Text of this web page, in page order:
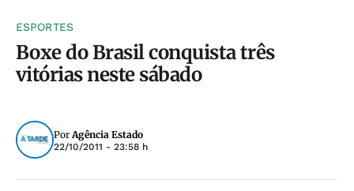
ESPORTES
Boxe do Brasil conquista três
vitórias neste sábado
PorAgência Estado
22/10/2011 - 23:58 h